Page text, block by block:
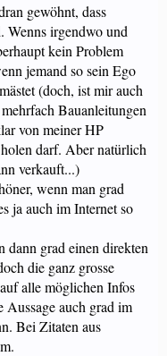
gewöhnt, dass
Wenns irgendwo und
kein Problem
jemand so sein Ego
(doch, ist mir auch
Bauanleitungen
von meiner HP
darf. Aber natürlich
verkauft...)
wenn man grad
ja auch im Internet so
dann grad einen direkten
die ganz grosse
alle möglichen Infos
Aussage auch grad im
Bei Zitaten aus